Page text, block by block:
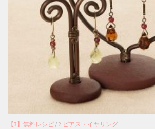
【3】無料レシピ /2.ピアス・イヤリング